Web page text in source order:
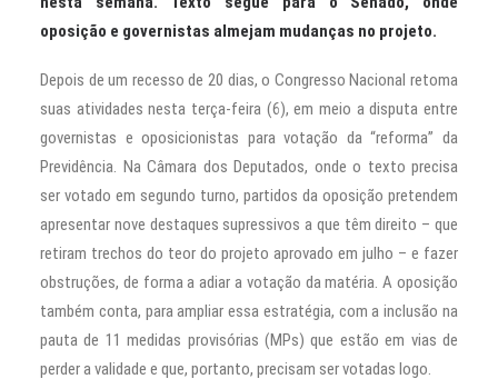
oposição e governistas almejam mudanças no projeto.
Depois de um recesso de 20 dias, o Congresso Nacional retoma
suas atividades nesta terça-feira (6), em meio a disputa entre
governistas e oposicionistas para votação da “reforma” da
Previdência. Na Câmara dos Deputados, onde o texto precisa
ser votado em segundo turno, partidos da oposição pretendem
apresentar nove destaques supressivos a que têm direito – que
retiram trechos do teor do projeto aprovado em julho – e fazer
obstruções, de forma a adiar a votação da matéria. A oposição
também conta, para ampliar essa estratégia, com a inclusão na
pauta de 11 medidas provisórias (MPs) que estão em vias de
perder a validade e que, portanto, precisam ser votadas logo.